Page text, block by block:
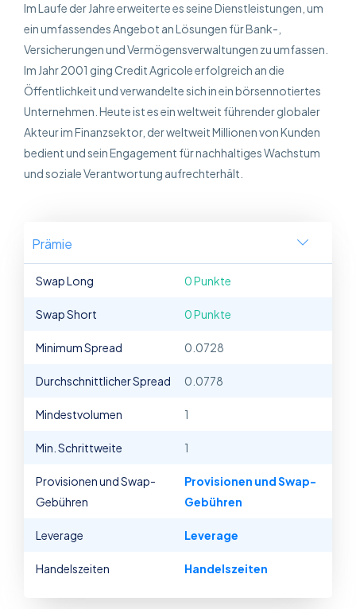
Im Laufe der Jahre erweiterte es seine Dienstleistungen, um
ein umfassendes Angebot an Lösungen für Bank-,
Versicherungen und Vermögensverwaltungen zu umfassen.
Im Jahr 2001 ging Credit Agricole erfolgreich an die
Öffentlichkeit und verwandelte sich in ein börsennotiertes
Unternehmen. Heute ist es ein weltweit führender globaler
Akteur im Finanzsektor, der weltweit Millionen von Kunden
bedient und sein Engagement für nachhaltiges Wachstum
und soziale Verantwortung aufrechterhält.
Prämie
Swap Long 0 Punkte
Swap Short 0 Punkte
Minimum Spread 0.0728
Durchschnittlicher Spread 0.0778
Mindestvolumen 1
Min. Schrittweite 1
Provisionen und Swap-
Gebühren
Provisionen und Swap-
Gebühren
Leverage Leverage
Handelszeiten Handelszeiten